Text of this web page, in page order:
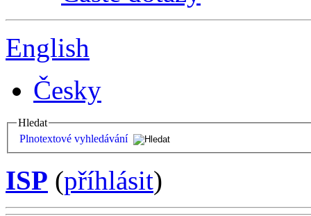
English
Česky
Hledat
Plnotextové vyhledávání
ISP (příhlásit)